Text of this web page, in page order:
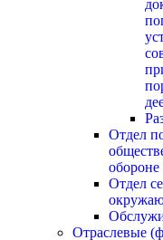
Отдел
Отдел
Отраслевые